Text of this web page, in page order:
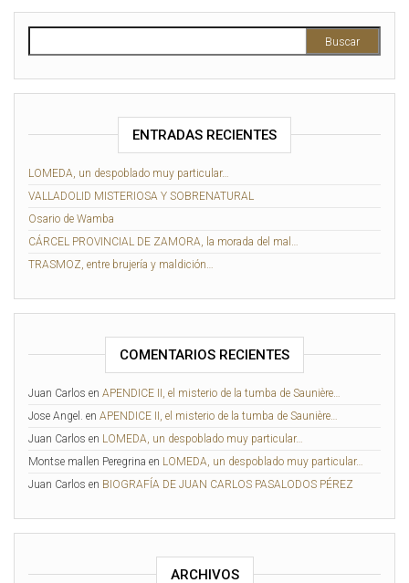
ENTRADAS RECIENTES
LOMEDA, un despoblado muy particular…
VALLADOLID MISTERIOSA Y SOBRENATURAL
Osario de Wamba
CÁRCEL PROVINCIAL DE ZAMORA, la morada del mal…
TRASMOZ, entre brujería y maldición…
COMENTARIOS RECIENTES
Juan Carlos en APENDICE II, el misterio de la tumba de Saunière…
Jose Angel. en APENDICE II, el misterio de la tumba de Saunière…
Juan Carlos en LOMEDA, un despoblado muy particular…
Montse mallen Peregrina en LOMEDA, un despoblado muy particular…
Juan Carlos en BIOGRAFÍA DE JUAN CARLOS PASALODOS PÉREZ
ARCHIVOS